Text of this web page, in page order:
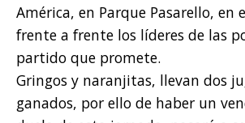
América, en Parque Pasarello, en
frente a frente los líderes de las
partido que promete.
Gringos y naranjitas, llevan dos
ganados, por ello de haber un